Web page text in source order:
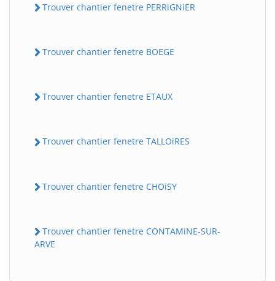
Trouver chantier fenetre PERRiGNiER
Trouver chantier fenetre BOEGE
Trouver chantier fenetre ETAUX
Trouver chantier fenetre TALLOiRES
Trouver chantier fenetre CHOiSY
Trouver chantier fenetre CONTAMiNE-SUR-
ARVE